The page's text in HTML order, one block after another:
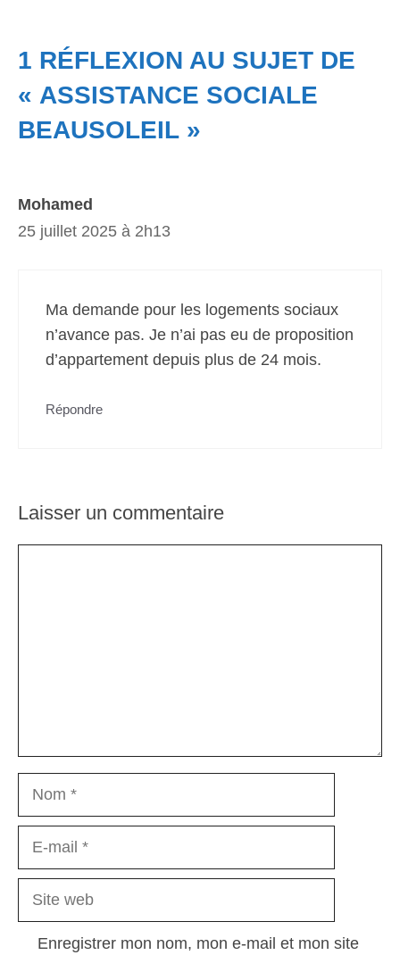
1 RÉFLEXION AU SUJET DE
« ASSISTANCE SOCIALE
BEAUSOLEIL »
Mohamed
25 juillet 2025 à 2h13
Ma demande pour les logements sociaux
n’avance pas. Je n’ai pas eu de proposition
d’appartement depuis plus de 24 mois.
Répondre
Laisser un commentaire
Nom
Site
Enregistrer mon nom, mon e-mail et mon site